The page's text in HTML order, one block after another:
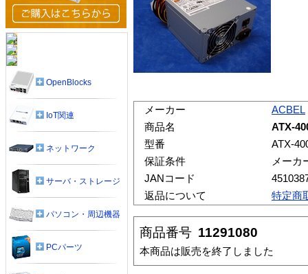
メーカー
ACBEL
商品名
ATX-
型番
ATX-
保証条件
メーカ
JANコード
返品について
特定商
商品番号 11291080
本商品は販売を終了しました
OpenBlocks
IoT関連
ネットワーク
サーバ・ストレージ
パソコン・周辺機器
PCパーツ